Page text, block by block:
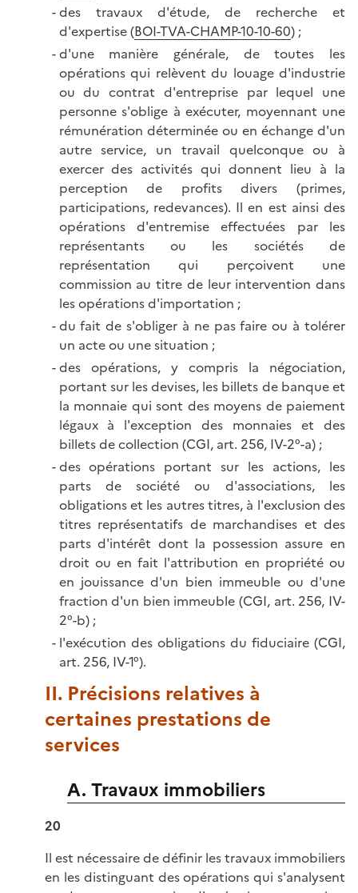
des travaux d'étude, de recherche et
d'expertise (BOI-TVA-CHAMP-10-10-60) ;
d'une manière générale, de toutes les
opérations qui relèvent du louage d'industrie
ou du contrat d'entreprise par lequel une
personne s'oblige à exécuter, moyennant une
rémunération déterminée ou en échange d'un
autre service, un travail quelconque ou à
exercer des activités qui donnent lieu à la
perception de profits divers (primes,
participations, redevances). Il en est ainsi des
opérations d'entremise effectuées par les
représentants ou les sociétés de
représentation qui perçoivent une
commission au titre de leur intervention dans
les opérations d'importation ;
du fait de s'obliger à ne pas faire ou à tolérer
un acte ou une situation ;
des opérations, y compris la négociation,
portant sur les devises, les billets de banque et
la monnaie qui sont des moyens de paiement
légaux à l'exception des monnaies et des
billets de collection (CGI, art. 256, IV-2°-a) ;
des opérations portant sur les actions, les
parts de société ou d'associations, les
obligations et les autres titres, à l'exclusion des
titres représentatifs de marchandises et des
parts d'intérêt dont la possession assure en
droit ou en fait l'attribution en propriété ou
en jouissance d'un bien immeuble ou d'une
fraction d'un bien immeuble (CGI, art. 256, IV-
2°-b) ;
l'exécution des obligations du fiduciaire (CGI,
art. 256, IV-1°).
II. Précisions relatives à
certaines prestations de
services
A. Travaux immobiliers
20
Il est nécessaire de définir les travaux immobiliers
en les distinguant des opérations qui s'analysent